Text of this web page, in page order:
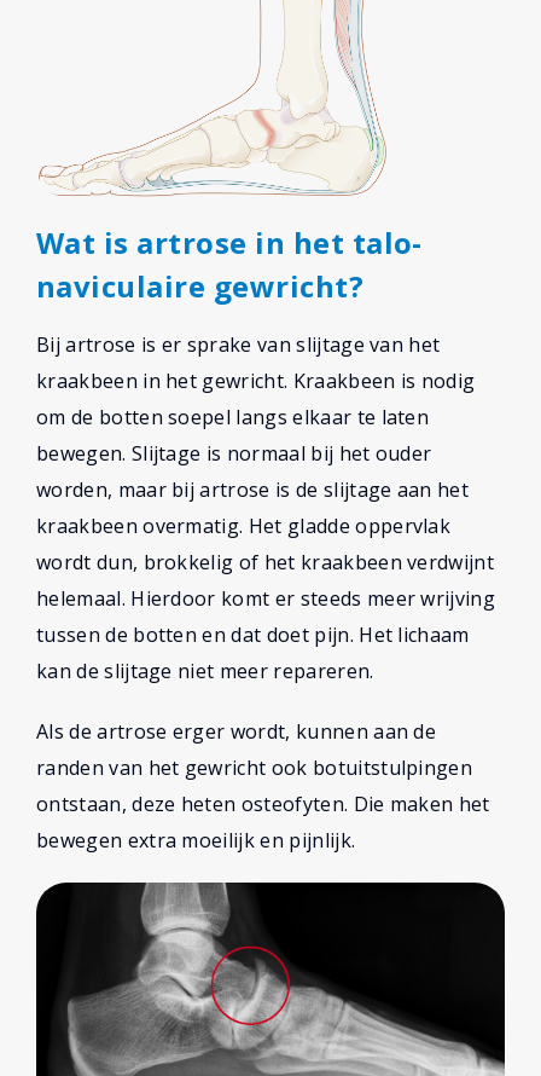
Wat is artrose in het talo-
naviculaire gewricht?
Bij artrose is er sprake van slijtage van het
kraakbeen in het gewricht. Kraakbeen is nodig
om de botten soepel langs elkaar te laten
bewegen. Slijtage is normaal bij het ouder
worden, maar bij artrose is de slijtage aan het
kraakbeen overmatig. Het gladde oppervlak
wordt dun, brokkelig of het kraakbeen verdwijnt
helemaal. Hierdoor komt er steeds meer wrijving
tussen de botten en dat doet pijn. Het lichaam
kan de slijtage niet meer repareren.
Als de artrose erger wordt, kunnen aan de
randen van het gewricht ook botuitstulpingen
ontstaan, deze heten osteofyten. Die maken het
bewegen extra moeilijk en pijnlijk.